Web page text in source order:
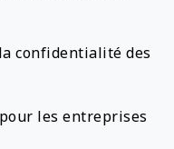
confidentialité des
les entreprises